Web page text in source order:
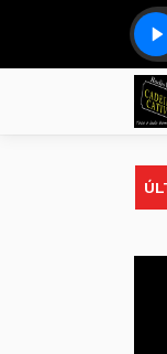
das 6 as 8 horas.
Boletim da sorte
Brasil e